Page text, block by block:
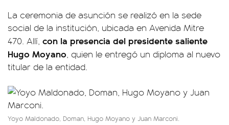
La ceremonia de asunción se realizó en la sede
social de la institución, ubicada en Avenida Mitre
470. Allí, con la presencia del presidente saliente
Hugo Moyano, quien le entregó un diploma al nuevo
titular de la entidad.
Yoyo Maldonado, Doman, Hugo Moyano y Juan Marconi.